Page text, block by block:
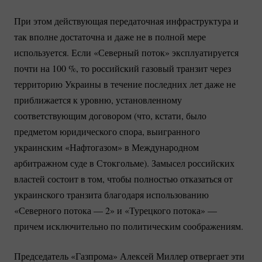
При этом действующая передаточная инфраструктура и
так вполне достаточна и даже не в полной мере
используется. Если «Северный поток» эксплуатируется
почти на 100 %, то российский газовый транзит через
территорию Украины в течение последних лет даже не
приближается к уровню, установленному
соответствующим договором (что, кстати, было
предметом юридического спора, выигранного
украинским «Нафтогазом» в Международном
арбитражном суде в Стокгольме). Замысел российских
властей состоит в том, чтобы полностью отказаться от
украинского транзита благодаря использованию
«Северного потока — 2» и «Турецкого потока» —
причем исключительно по политическим соображениям.
Председатель «Газпрома» Алексей Миллер отвергает эти